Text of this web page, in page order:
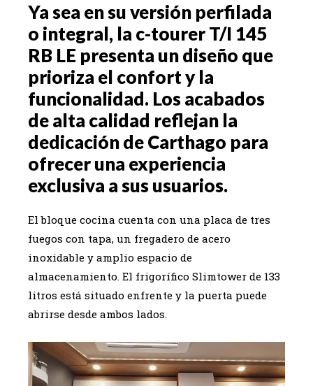
Ya sea en su versión perfilada
o integral, la c-tourer T/I 145
RB LE presenta un diseño que
prioriza el confort y la
funcionalidad. Los acabados
de alta calidad reflejan la
dedicación de Carthago para
ofrecer una experiencia
exclusiva a sus usuarios.
El bloque cocina cuenta con una placa de tres
fuegos con tapa, un fregadero de acero
inoxidable y amplio espacio de
almacenamiento. El frigorífico Slimtower de 133
litros está situado enfrente y la puerta puede
abrirse desde ambos lados.